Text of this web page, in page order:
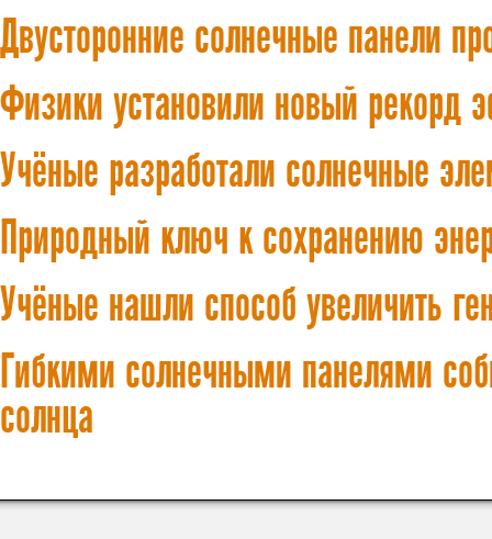
Двусторонние солнечные панели
Физики установили новый рекорд
Учёные разработали солнечные
Природный ключ к сохранению
Учёные нашли способ увеличить
Гибкими солнечными панелями
солнца